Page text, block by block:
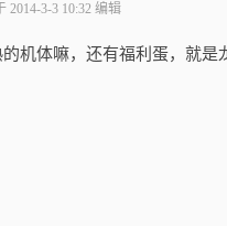
2014-3-3 10:32 编辑
机体嘛，还有福利蛋，就是